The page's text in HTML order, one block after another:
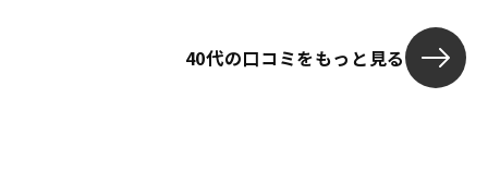
については話だけでも聞いてみることをお
40代の口コミをもっと見る